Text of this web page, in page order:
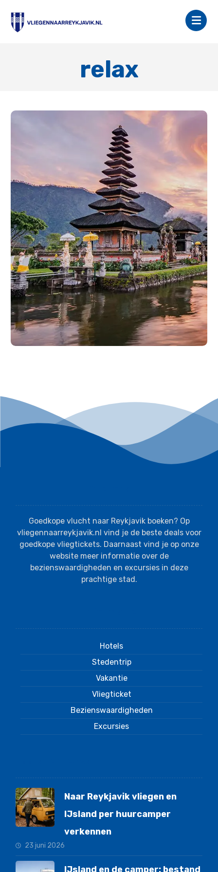
relax
Goedkope vlucht naar Reykjavik boeken? Op
vliegennaarreykjavik.nl vind je de beste deals voor
goedkope vliegtickets. Daarnaast vind je op onze
website meer informatie over de
bezienswaardigheden en excursies in deze
prachtige stad.
Hotels
Stedentrip
Vakantie
Vliegticket
Bezienswaardigheden
Excursies
Naar Reykjavik vliegen en
IJsland per huurcamper
verkennen
23 juni 2026
IJsland en de camper: bestand